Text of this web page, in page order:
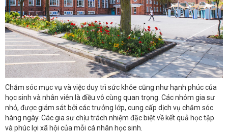
Chăm sóc mục vụ và việc duy trì sức khỏe cũng như hạnh phúc của
học sinh và nhân viên là điều vô cùng quan trọng. Các nhóm gia sư
nhỏ, được giám sát bởi các trưởng lớp, cung cấp dịch vụ chăm sóc
hàng ngày. Các gia sư chịu trách nhiệm đặc biệt về kết quả học tập
và phúc lợi xã hội của mỗi cá nhân học sinh.